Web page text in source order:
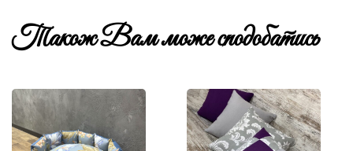
Також Вам може сподобатись